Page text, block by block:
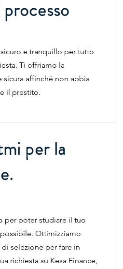
e tranquillo per tutto
Ti offriamo la
sicura affinché non abbia
il prestito.
per la
per poter studiare il tuo
Ottimizziamo
selezione per fare in
richiesta su Kesa Finance,